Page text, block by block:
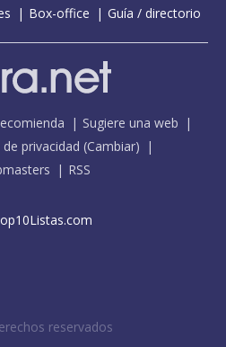
Box-office Guía / directorio
Sugiere una web
privacidad (Cambiar)
RSS
reservados